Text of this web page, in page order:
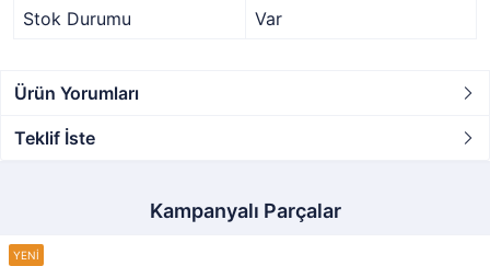
Stok Durumu
Var
Ürün Yorumları
Teklif İste
Kampanyalı Parçalar